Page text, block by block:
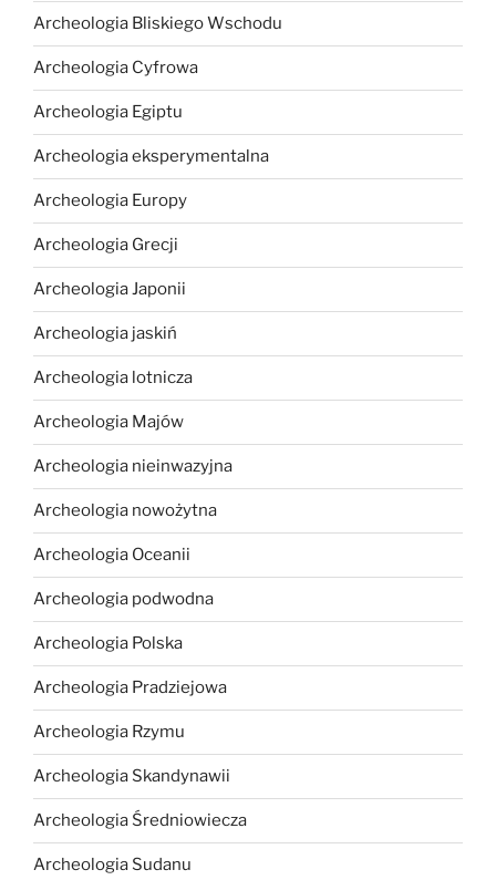
Archeologia Bliskiego Wschodu
Archeologia Cyfrowa
Archeologia Egiptu
Archeologia eksperymentalna
Archeologia Europy
Archeologia Grecji
Archeologia Japonii
Archeologia jaskiń
Archeologia lotnicza
Archeologia Majów
Archeologia nieinwazyjna
Archeologia nowożytna
Archeologia Oceanii
Archeologia podwodna
Archeologia Polska
Archeologia Pradziejowa
Archeologia Rzymu
Archeologia Skandynawii
Archeologia Średniowiecza
Archeologia Sudanu